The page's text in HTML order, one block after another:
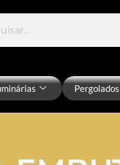
Pergolados